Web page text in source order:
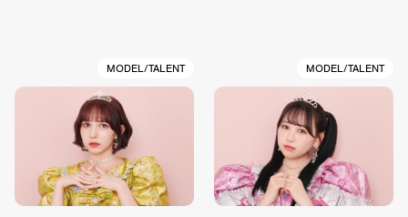
MODEL/TALENT MODEL/TALENT